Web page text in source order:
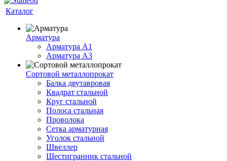
Каталог
Арматура
Арматура A1
Арматура А3
Сортовой металлопрокат
Балка двутавровая
Квадрат стальной
Круг стальной
Полоса стальная
Проволока
Сетка арматурная
Уголок стальной
Швеллер
Шестигранник стальной